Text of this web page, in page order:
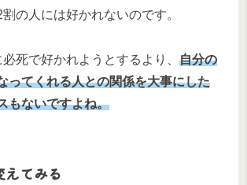
の人には好かれないのです。
死で好かれようとするより、 自分の
ってくれる人との関係を大事にした
もないですよね。
えてみる